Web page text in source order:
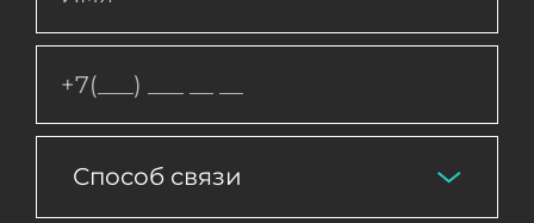
Способ связи